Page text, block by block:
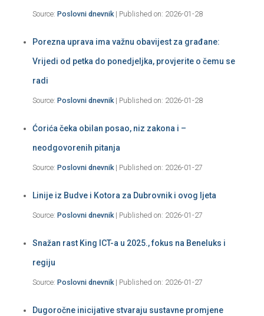
Source: Poslovni dnevnik Published on: 2026-01-28
Porezna uprava ima važnu obavijest za građane:
Vrijedi od petka do ponedjeljka, provjerite o čemu se
radi
Source: Poslovni dnevnik Published on: 2026-01-28
Ćorića čeka obilan posao, niz zakona i –
neodgovorenih pitanja
Source: Poslovni dnevnik Published on: 2026-01-27
Linije iz Budve i Kotora za Dubrovnik i ovog ljeta
Source: Poslovni dnevnik Published on: 2026-01-27
Snažan rast King ICT-a u 2025., fokus na Beneluks i
regiju
Source: Poslovni dnevnik Published on: 2026-01-27
Dugoročne inicijative stvaraju sustavne promjene